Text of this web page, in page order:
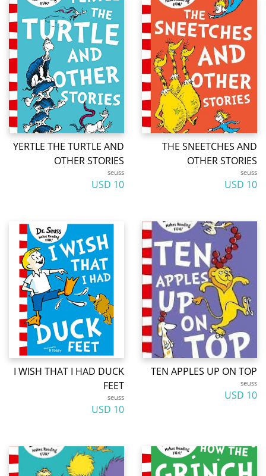
THE SNEETCHES AND
OTHER STORIES
seuss
10 USD
YERTLE THE TURTLE AND
OTHER STORIES
seuss
10 USD
TEN APPLES UP ON TOP
seuss
10 USD
I WISH THAT I HAD DUCK
FEET
seuss
10 USD